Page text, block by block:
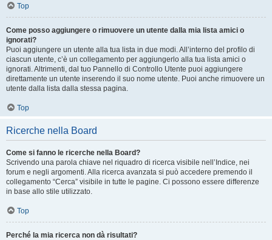
Top
Come posso aggiungere o rimuovere un utente dalla mia lista amici o
ignorati?
Puoi aggiungere un utente alla tua lista in due modi. All’interno del profilo di
ciascun utente, c’è un collegamento per aggiungerlo alla tua lista amici o
ignorati. Altrimenti, dal tuo Pannello di Controllo Utente puoi aggiungere
direttamente un utente inserendo il suo nome utente. Puoi anche rimuovere un
utente dalla lista dalla stessa pagina.
Top
Ricerche nella Board
Come si fanno le ricerche nella Board?
Scrivendo una parola chiave nel riquadro di ricerca visibile nell’Indice, nei
forum e negli argomenti. Alla ricerca avanzata si può accedere premendo il
collegamento “Cerca” visibile in tutte le pagine. Ci possono essere differenze
in base allo stile utilizzato.
Top
Perché la mia ricerca non dà risultati?